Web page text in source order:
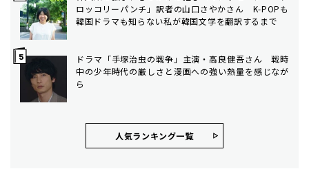
ロッコリーパンチ」訳者の山口さやかさん K-POPも
韓国ドラマも知らない私が韓国文学を翻訳するまで
ドラマ「手塚治虫の戦争」主演・高良健吾さん 戦時
中の少年時代の厳しさと漫画への強い熱量を感じなが
ら
人気ランキング⼀覧